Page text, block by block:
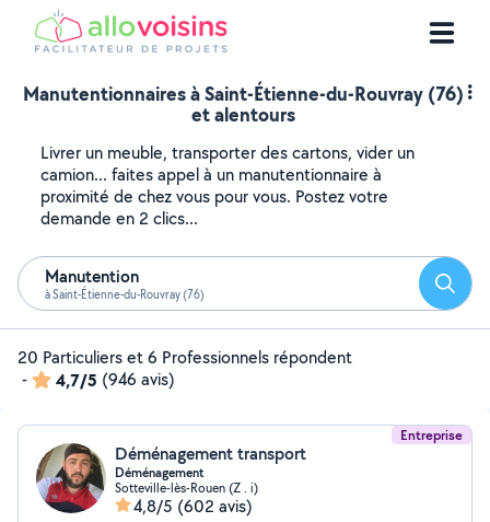
Manutentionnaires à Saint-Étienne-du-Rouvray (76)
et alentours
Livrer un meuble, transporter des cartons, vider un
camion... faites appel à un manutentionnaire à
proximité de chez vous pour vous. Postez votre
demande en 2 clics...
Manutention
à Saint-Étienne-du-Rouvray (76)
20 Particuliers et 6 Professionnels répondent
-
4,7/5 (946 avis)
Entreprise
Déménagement transport
Déménagement
Sotteville-lès-Rouen (Z . i)
4,8/5 (602 avis)